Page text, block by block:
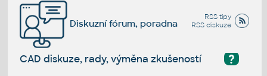
RSS tipy
RSS diskuze
Diskuzní fórum, poradna
?
CAD diskuze, rady, výměna zkušeností